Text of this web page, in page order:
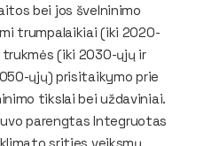
bei jos švelninimo
trumpalaikiai (iki 2020-
(iki 2030-ųjų ir
ųjų) prisitaikymo prie
tikslai bei uždaviniai.
parengtas Integruotas